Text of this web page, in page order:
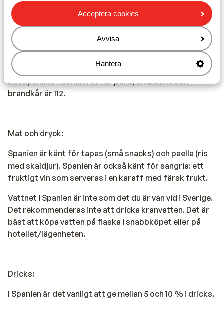
Acceptera cookies
Avvisa
Hantera
För aktuell information om vaccinationer, besök din
lokala vårdcentral eller vaccinationcentral.
Nödnummer:
Det spanska nödnumret för polis, ambulans och
brandkår är 112.
Mat och dryck:
Spanien är känt för tapas (små snacks) och paella (ris
med skaldjur). Spanien är också känt för sangria: ett
fruktigt vin som serveras i en karaff med färsk frukt.
Vattnet i Spanien är inte som det du är van vid i Sverige.
Det rekommenderas inte att dricka kranvatten. Det är
bäst att köpa vatten på flaska i snabbköpet eller på
hotellet/lägenheten.
Dricks:
I Spanien är det vanligt att ge mellan 5 och 10 % i dricks.